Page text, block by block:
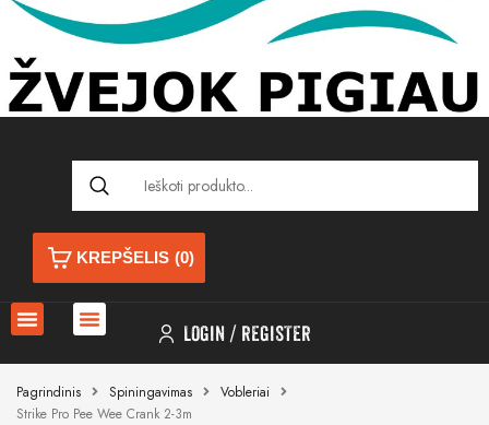
KREPŠELIS (0)
LOGIN REGISTER
Pagrindinis Spiningavimas
Vobleriai
Strike Pro Pee Wee Crank 2-3m